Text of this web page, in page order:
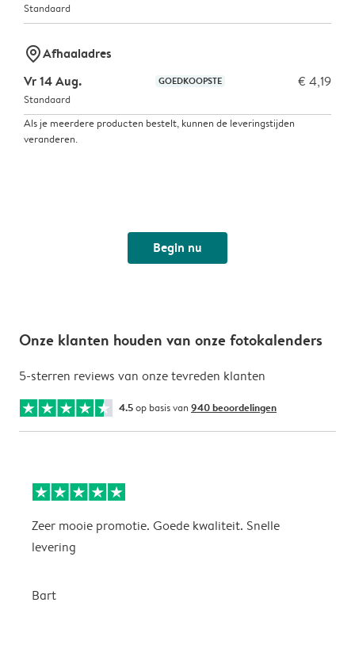
Standaard
marker-pinAfhaaladres
Vr 14 Aug.
GOEDKOOPSTE € 4,19
Standaard
Als je meerdere producten bestelt, kunnen de leveringstijden
veranderen.
Begin nu
Onze klanten houden van onze fotokalenders
5-sterren reviews van onze tevreden klanten
4.5op basis van 940 beoordelingen
Zeer mooie promotie. Goede kwaliteit. Snelle
levering
Bart